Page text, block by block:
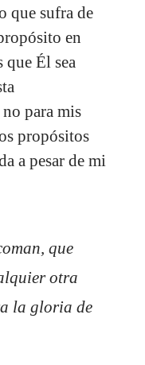
que sufra de
en
que Él sea
para mis
propósitos
a pesar de mi
que
otra
la gloria de